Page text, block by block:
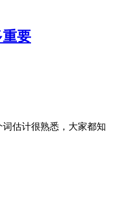
要
估计很熟悉，大家都知